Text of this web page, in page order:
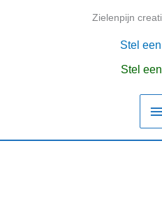
Zielenpijn
Stel
Stel